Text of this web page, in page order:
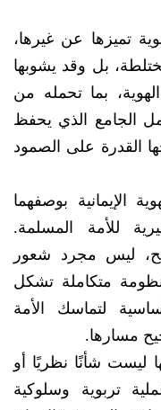
تميزها عن غيرها،
بل وقد يشوبها
بما تحمله من
الجامع الذي يحفظ
القدرة على الصمود
الإيمانية بوصفهما
للأمة المسلمة.
ليس مجرد شعور
متكاملة تشكل
لتماسك الأمة
مسارها.
ليست شأنًا نظريًا أو
تربوية وسلوكية